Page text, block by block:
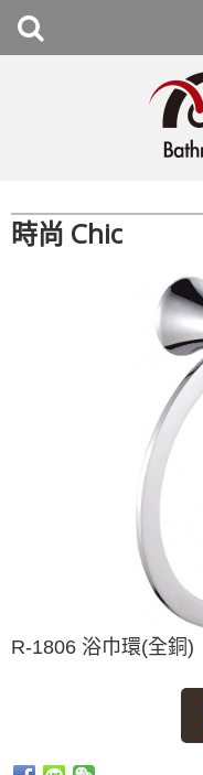
時尚 Chic
R-1806 浴巾環(全銅)